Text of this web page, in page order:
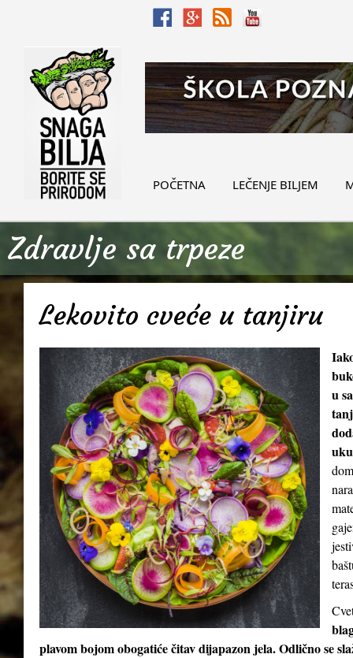
POČETNA LEČENJE BILJEM
Zdravlje sa trpeze
Lekovito cveće u tanjiru
u
plavom bojom obogatiće čitav dijapazon jela. Odlično se